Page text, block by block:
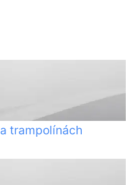
trampolínách